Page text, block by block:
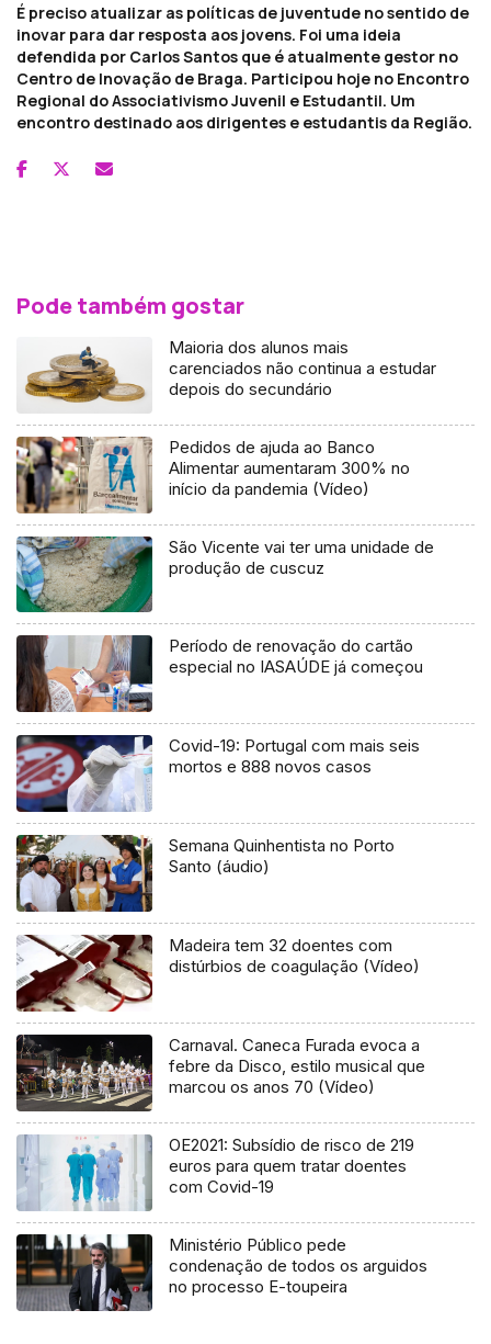
É preciso atualizar as políticas de juventude no sentido de
inovar para dar resposta aos jovens. Foi uma ideia
defendida por Carlos Santos que é atualmente gestor no
Centro de Inovação de Braga. Participou hoje no Encontro
Regional do Associativismo Juvenil e Estudantil. Um
encontro destinado aos dirigentes e estudantis da Região.
Pode também gostar
Maioria dos alunos mais
carenciados não continua a estudar
depois do secundário
Pedidos de ajuda ao Banco
Alimentar aumentaram 300% no
início da pandemia (Vídeo)
São Vicente vai ter uma unidade de
produção de cuscuz
Período de renovação do cartão
especial no IASAÚDE já começou
Covid-19: Portugal com mais seis
mortos e 888 novos casos
Semana Quinhentista no Porto
Santo (áudio)
Madeira tem 32 doentes com
distúrbios de coagulação (Vídeo)
Carnaval. Caneca Furada evoca a
febre da Disco, estilo musical que
marcou os anos 70 (Vídeo)
OE2021: Subsídio de risco de 219
euros para quem tratar doentes
com Covid-19
Ministério Público pede
condenação de todos os arguidos
no processo E-toupeira